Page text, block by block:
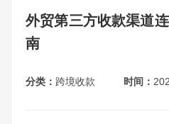
外贸第三方收款渠道
南
分类： 跨境收款 时间：